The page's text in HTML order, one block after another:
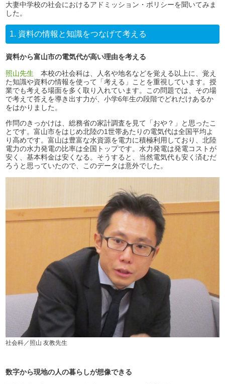
大妻中学校の社会におけるアドミッション・ポリシーを聞いてみま
した。
1. 資料の情報と知識をつなげて考える
資料から富山市の電気代が高い理由を考える
照山先生 本校の社会科は、人名や地名などを覚える以上に、覚え
た知識や資料の情報を使って「考える」ことを重視しています。授
業でも考える場面を多く取り入れています。この問題では、その場
で考えて答えを導き出す力が、小学6年生の段階でどれだけあるか
をはかりました。
作問のきっかけは、総務省の家計調査を見て「おや？」と思ったこ
とです。富山市をはじめ北陸の1世帯あたりの電気代は全国平均よ
り高めです。富山は豊富な水資源を電力に積極利用しており、北陸
電力の水力発電の比率は全国トップです。水力発電は発電コストが
安く、基本料金は安くなる。そうすると、当然電気代も安く済むだ
ろうと思っていたので、このデータは意外でした。
社会科／照山 友教先生
数字から現地の人の暮らしが想像できる